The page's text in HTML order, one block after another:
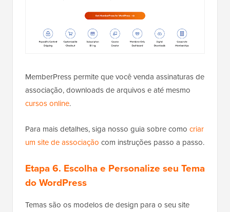
MemberPress permite que você venda assinaturas de
associação, downloads de arquivos e até mesmo
cursos online.
Para mais detalhes, siga nosso guia sobre como criar
um site de associação com instruções passo a passo.
Etapa 6. Escolha e Personalize seu Tema
do WordPress
Temas são os modelos de design para o seu site